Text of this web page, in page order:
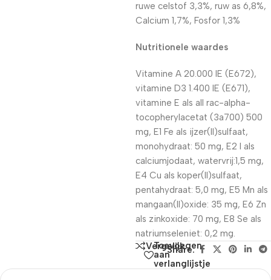
ruwe celstof 3,3%, ruw as 6,8%,
Calcium 1,7%, Fosfor 1,3%
Nutritionele waardes
Vitamine A 20.000 IE (E672),
vitamine D3 1.400 IE (E671),
vitamine E als all rac-alpha-
tocopherylacetat (3a700) 500
mg, E1 Fe als ijzer(II)sulfaat,
monohydraat: 50 mg, E2 I als
calciumjodaat, watervrij:1,5 mg,
E4 Cu als koper(II)sulfaat,
pentahydraat: 5,0 mg, E5 Mn als
mangaan(II)oxide: 35 mg, E6 Zn
als zinkoxide: 70 mg, E8 Se als
natriumseleniet: 0,2 mg.
Vergelijk
Toevoegen
aan
verlanglijstje
Share: